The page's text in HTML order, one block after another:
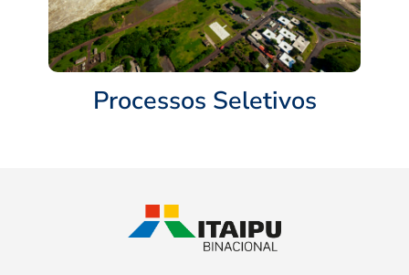
Processos Seletivos